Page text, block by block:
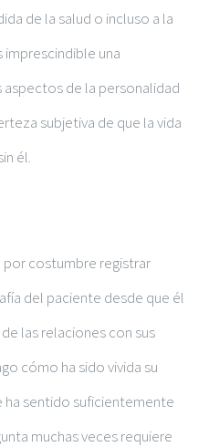
de la salud o incluso a la
imprescindible una
de la personalidad
subjetiva de que la vida
él.
costumbre registrar
del paciente desde que él
las relaciones con sus
cómo ha sido vivida su
ha sentido suficientemente
muchas veces requiere